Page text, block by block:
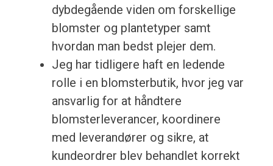
dybdegående viden om forskellige
blomster og plantetyper samt
hvordan man bedst plejer dem.
Jeg har tidligere haft en ledende
rolle i en blomsterbutik, hvor jeg var
ansvarlig for at håndtere
blomsterleverancer, koordinere
med leverandører og sikre, at
kundeordrer blev behandlet korrekt